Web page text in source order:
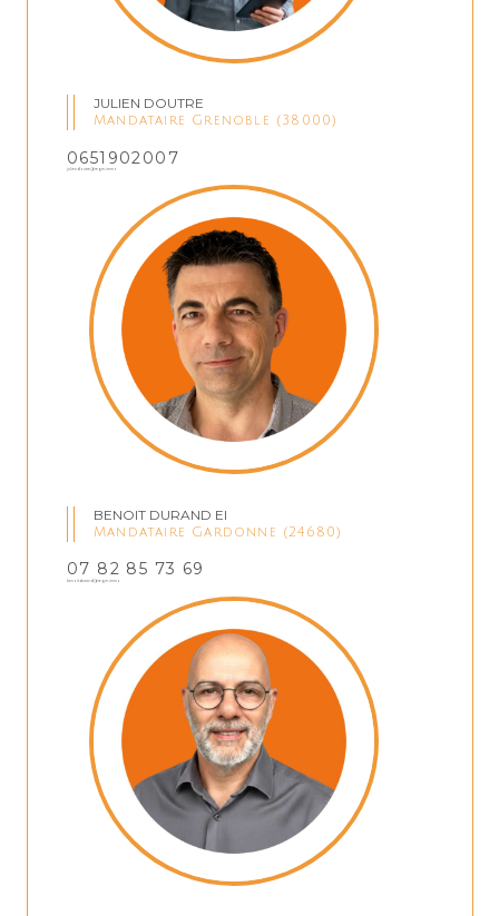
JULIEN DOUTRE
Mandataire Grenoble (38000)
0651902007
juliendoutre@regm.immo
BENOIT DURAND EI
Mandataire Gardonne (24680)
07 82 85 73 69
benoitdurand@regm.immo